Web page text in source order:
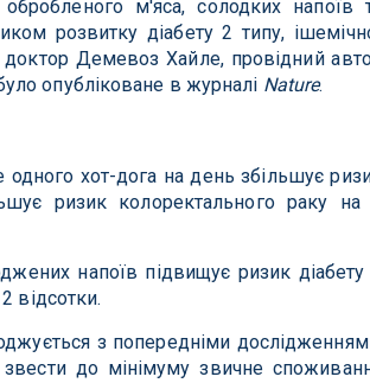
м'яса, солодких напоїв
розвитку діабету 2 типу,
Демевоз Хайле, провідний
опубліковане в журналі Nature.
хот-дога на день збільшує
ризик колоректального раку на
напоїв підвищує ризик діабету
відсотки.
з попередніми
до мінімуму звичне